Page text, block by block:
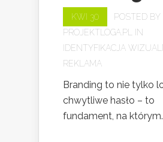
KWI 30
POSTED BY
PROJEKTLOGA.PL
IN
IDENTYFIKACJA
REKLAMA
Branding to nie tylko
chwytliwe hasło – to
fundament, na